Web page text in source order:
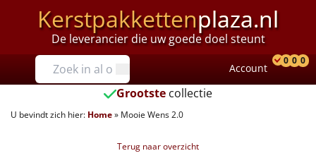
Kerstpakkettenplaza.nl
De leverancier die uw goede doel steunt
Prijzen
Tot €25
€25 tot €35
Account
0 0 0
Grootste collectie
U bevindt zich hier: Home» Mooie Wens 2.0
Terug naar overzicht